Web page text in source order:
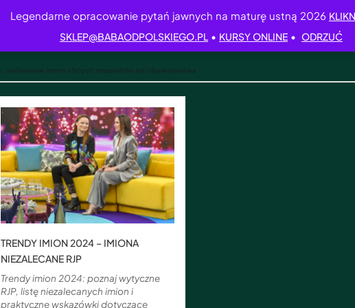
Legendarne opracowanie pytań jawnych na maturę ustną 2026
SKLEP@BABAODPOLSKIEGO.PL • KURSY ONLINE • ODRZUĆ
TRENDY IMION 2024 – IMIONA
NIEZALECANE RJP
Trendy imion 2024: poznaj wytyczne
RJP, listę niezalecanych imion i
praktyczne wskazówki dotyczące